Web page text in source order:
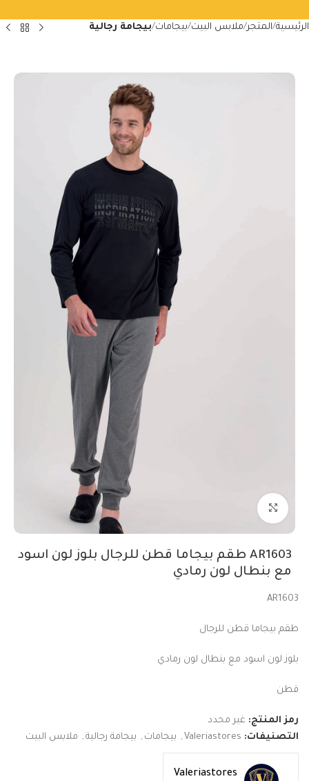
الرئيسية المتجر ملابس البيت بيجامات بيجامة رجالية
Click to enlarge
AR1603 طقم بيجاما قطن للرجال بلوز لون اسود
مع بنطال لون رمادي
AR1603
طقم بيجاما قطن للرجال
بلوز لون اسود مع بنطال لون رمادي
قطن
رمز المنتج: غير محدد
التصنيفات: Valeriastores
, بيجامات , بيجامة رجالية , ملابس البيت
Valeriastores